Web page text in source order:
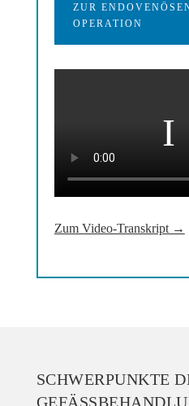
Zum Video-Transkript →
ZUR
OPERATION
SCHWERPUNKTE